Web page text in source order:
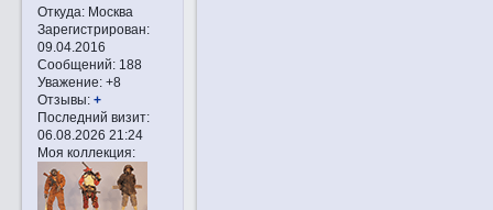
Откуда:Москва
Зарегистрирован:
09.04.2016
Сообщений:188
Уважение: +8
Отзывы: +
Последний визит:
06.08.2026 21:24
Моя коллекция: